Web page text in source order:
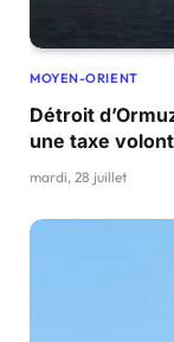
MOYEN-ORIENT
Détroit
une taxe
mardi, 28 juillet